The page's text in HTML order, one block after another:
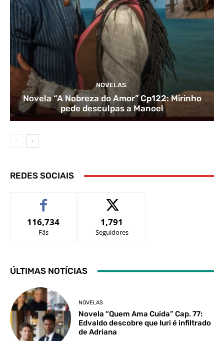
NOVELAS
Novela “A Nobreza do Amor” Cp122: Mirinho
pede desculpas a Manoel
REDES SOCIAIS
116,734
Fãs
1,791
Seguidores
ÚLTIMAS NOTÍCIAS
NOVELAS
Novela “Quem Ama Cuida” Cap. 77:
Edvaldo descobre que Iuri é infiltrado
de Adriana